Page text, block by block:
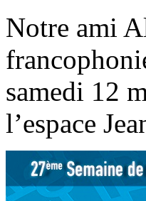
Notre ami
samedi 12
l’espace